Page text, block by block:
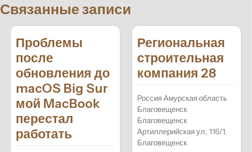
Связанные записи
Проблемы
после
обновления до
macOS Big Sur
мой MacBook
перестал
работать
Региональная
строительная
компания 28
Россия Амурская область
Благовещенск
Благовещенск
Артиллерийская ул., 116/1,
Благовещенск